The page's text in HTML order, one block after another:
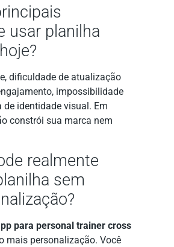
usar planilha
dificuldade de atualização
impossibilidade
de identidade visual. Em
constrói sua marca nem
realmente
sem
para personal trainer cross
mais personalização. Você